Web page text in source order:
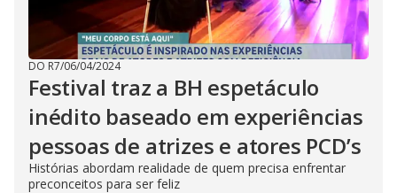
DO R7/06/04/2024
Festival traz a BH espetáculo
inédito baseado em experiências
pessoas de atrizes e atores PCD’s
Histórias abordam realidade de quem precisa enfrentar
preconceitos para ser feliz